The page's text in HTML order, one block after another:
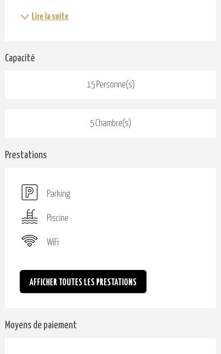
Lire la suite
Capacité
15 Personne(s)
5 Chambre(s)
Prestations
Parking
Piscine
WiFi
AFFICHER TOUTES LES PRESTATIONS
Moyens de paiement